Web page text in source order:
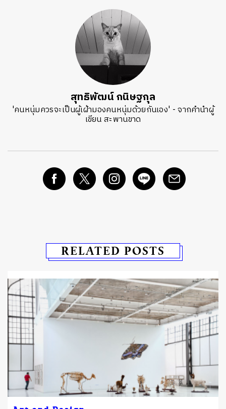
สุทธิพัฒน์ กนิษฐกุล
'คนหนุ่มควรจะเป็นผู้เฝ้ามองคนหนุ่มด้วยกันเอง' - จากคำนำผู้
เขียน สะพานขาด
RELATED POSTS